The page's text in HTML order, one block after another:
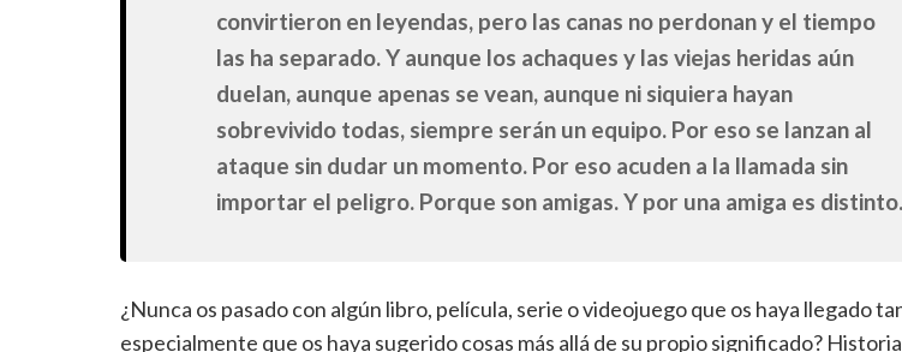
convirtieron en leyendas, pero las canas no perdonan y el tiempo
las ha separado. Y aunque los achaques y las viejas heridas aún
duelan, aunque apenas se vean, aunque ni siquiera hayan
sobrevivido todas, siempre serán un equipo. Por eso se lanzan al
ataque sin dudar un momento. Por eso acuden a la llamada sin
importar el peligro. Porque son amigas. Y por una amiga es distinto.
¿Nunca os pasado con algún libro, película, serie o videojuego que os haya llegado
especialmente que os haya sugerido cosas más allá de su propio significado?